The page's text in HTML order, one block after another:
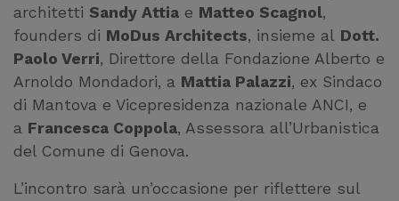
architetti Sandy Attia e Matteo Scagnol,
founders di MoDus Architects, insieme al Dott.
Paolo Verri, Direttore della Fondazione Alberto e
Arnoldo Mondadori, a Mattia Palazzi, ex Sindaco
di Mantova e Vicepresidenza nazionale ANCI, e
a Francesca Coppola, Assessora all’Urbanistica
del Comune di Genova.
L’incontro sarà un’occasione per riflettere sul